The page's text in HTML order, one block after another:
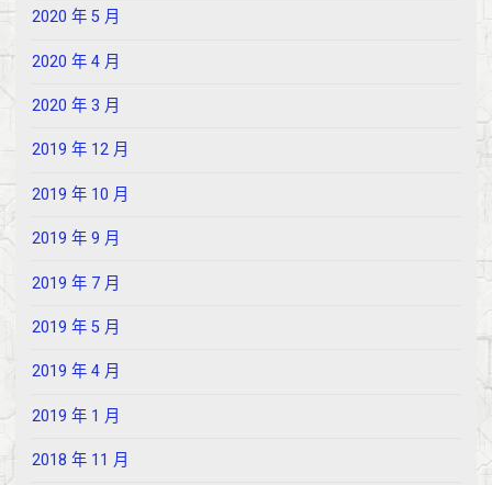
2020 年 5 月
2020 年 4 月
2020 年 3 月
2019 年 12 月
2019 年 10 月
2019 年 9 月
2019 年 7 月
2019 年 5 月
2019 年 4 月
2019 年 1 月
2018 年 11 月